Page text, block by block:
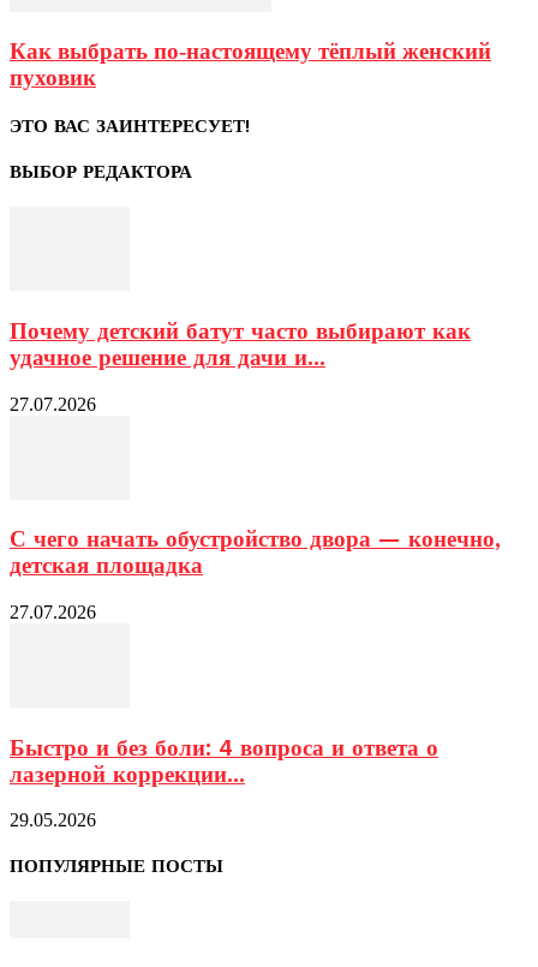
Как выбрать по-настоящему тёплый женский
пуховик
ЭТО ВАС ЗАИНТЕРЕСУЕТ!
ВЫБОР РЕДАКТОРА
Почему детский батут часто выбирают как
удачное решение для дачи и...
27.07.2026
С чего начать обустройство двора — конечно,
детская площадка
27.07.2026
Быстро и без боли: 4 вопроса и ответа о
лазерной коррекции...
29.05.2026
ПОПУЛЯРНЫЕ ПОСТЫ